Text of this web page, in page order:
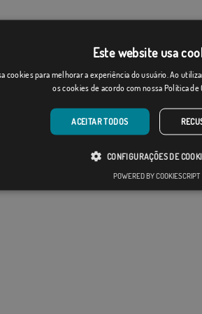
Este website usa
cookies para melhorar a experiência do usuário. Ao
os cookies de acordo com nossa Política de
ACEITAR TODOS
CONFIGURAÇÕES DE
POWERED BY COOKIESCRIPT